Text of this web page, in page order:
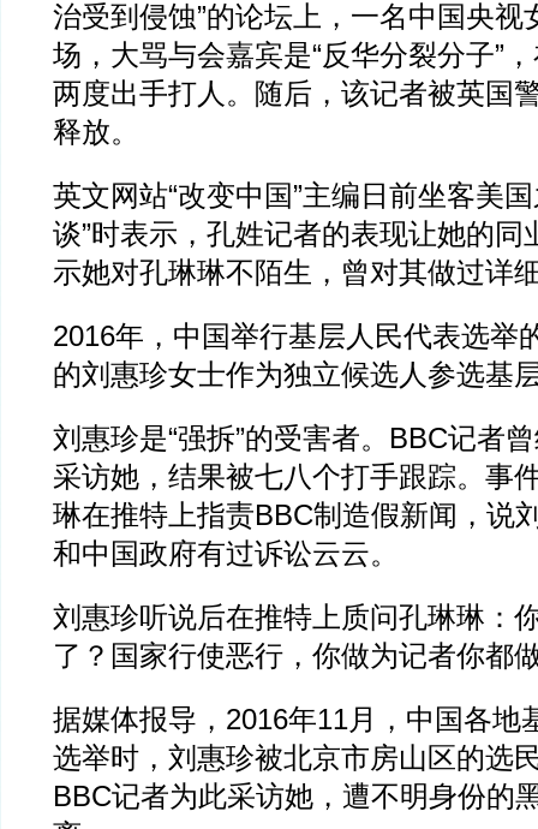
治受到侵蚀”的论坛上，一名中国央视
场，大骂与会嘉宾是“反华分裂分子”
两度出手打人。随后，该记者被英国
释放。
英文网站“改变中国”主编日前坐客美
谈”时表示，孔姓记者的表现让她的同
示她对孔琳琳不陌生，曾对其做过详
2016年，中国举行基层人民代表选举
的刘惠珍女士作为独立候选人参选基
刘惠珍是“强拆”的受害者。BBC记者
采访她，结果被七八个打手跟踪。事
琳在推特上指责BBC制造假新闻，说
和中国政府有过诉讼云云。
刘惠珍听说后在推特上质问孔琳琳：
了？国家行使恶行，你做为记者你都
据媒体报导，2016年11月，中国各地
选举时，刘惠珍被北京市房山区的选
BBC记者为此采访她，遭不明身份的